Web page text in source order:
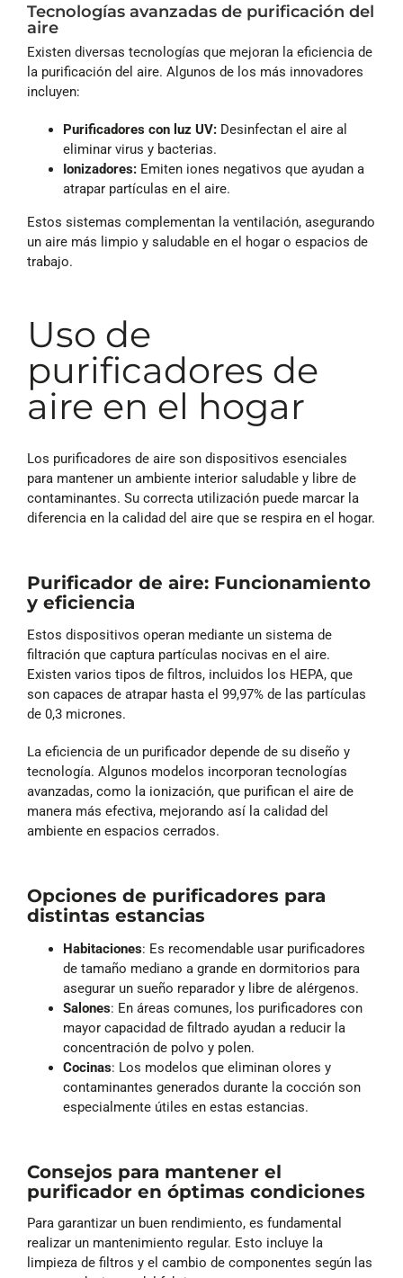
Tecnologías avanzadas de purificación del
aire
Existen diversas tecnologías que mejoran la eficiencia de
la purificación del aire. Algunos de los más innovadores
incluyen:
Purificadores con luz UV: Desinfectan el aire al
eliminar virus y bacterias.
Ionizadores: Emiten iones negativos que ayudan a
atrapar partículas en el aire.
Estos sistemas complementan la ventilación, asegurando
un aire más limpio y saludable en el hogar o espacios de
trabajo.
Uso de
purificadores de
aire en el hogar
Los purificadores de aire son dispositivos esenciales
para mantener un ambiente interior saludable y libre de
contaminantes. Su correcta utilización puede marcar la
diferencia en la calidad del aire que se respira en el hogar.
Purificador de aire: Funcionamiento
y eficiencia
Estos dispositivos operan mediante un sistema de
filtración que captura partículas nocivas en el aire.
Existen varios tipos de filtros, incluidos los HEPA, que
son capaces de atrapar hasta el 99,97% de las partículas
de 0,3 micrones.
La eficiencia de un purificador depende de su diseño y
tecnología. Algunos modelos incorporan tecnologías
avanzadas, como la ionización, que purifican el aire de
manera más efectiva, mejorando así la calidad del
ambiente en espacios cerrados.
Opciones de purificadores para
distintas estancias
Habitaciones: Es recomendable usar purificadores
de tamaño mediano a grande en dormitorios para
asegurar un sueño reparador y libre de alérgenos.
Salones: En áreas comunes, los purificadores con
mayor capacidad de filtrado ayudan a reducir la
concentración de polvo y polen.
Cocinas: Los modelos que eliminan olores y
contaminantes generados durante la cocción son
especialmente útiles en estas estancias.
Consejos para mantener el
purificador en óptimas condiciones
Para garantizar un buen rendimiento, es fundamental
realizar un mantenimiento regular. Esto incluye la
limpieza de filtros y el cambio de componentes según las